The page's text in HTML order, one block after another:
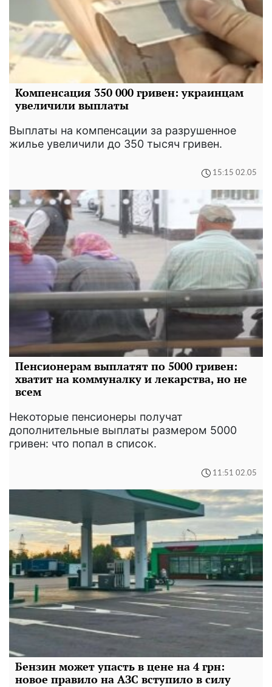
Компенсация 350 000 гривен: украинцам
увеличили выплаты
Выплаты на компенсации за разрушенное
жилье увеличили до 350 тысяч гривен.
15:15 02.05
Пенсионерам выплатят по 5000 гривен:
хватит на коммуналку и лекарства, но не
всем
Некоторые пенсионеры получат
дополнительные выплаты размером 5000
гривен: что попал в список.
11:51 02.05
Бензин может упасть в цене на 4 грн:
новое правило на АЗС вступило в силу